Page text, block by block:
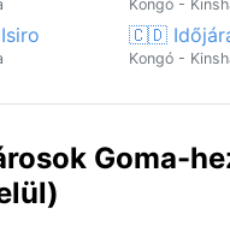
Kongó -
🇨🇩
Kongó -
Goma-